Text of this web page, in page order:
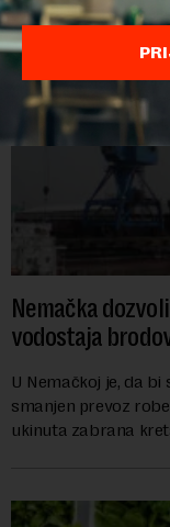
Nemačka
vodostaja
U Nemačkoj je, da
smanjen prevoz
ukinuta zabrana